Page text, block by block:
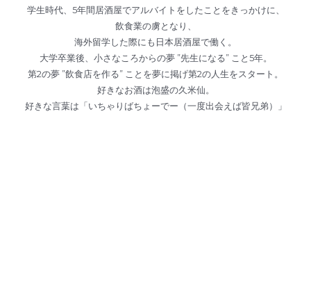
学生時代、5年間居酒屋でアルバイトをしたことをきっかけに、
飲食業の虜となり、
海外留学した際にも日本居酒屋で働く。
大学卒業後、小さなころからの夢 ”先生になる” こと5年。
第2の夢 ”飲食店を作る” ことを夢に掲げ第2の人生をスタート。
好きなお酒は泡盛の久米仙。
好きな言葉は「いちゃりばちょーでー（一度出会えば皆兄弟）」